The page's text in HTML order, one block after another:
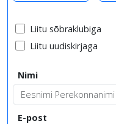
Liitu sõbraklubiga
Liitu uudiskirjaga
Nimi
E-post